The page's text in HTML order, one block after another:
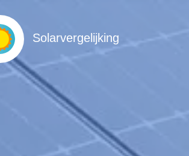
Solarvergelijking